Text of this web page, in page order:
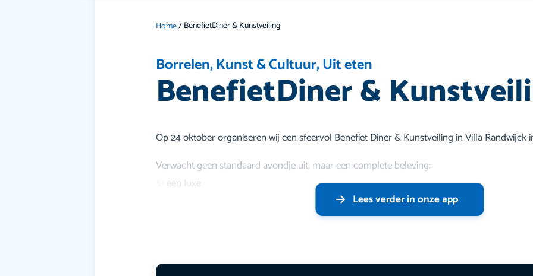
Home/BenefietDiner & Kunstveiling
Borrelen,Kunst & Cultuur,Uit eten
BenefietDiner &
Op 24 oktober organiseren wij een sfeervol Benefiet Diner & Kunstveiling in Villa Randwijck
Verwacht geen standaard avondje uit, maar een complete beleving:
✨ een luxe
Lees verder in onze app